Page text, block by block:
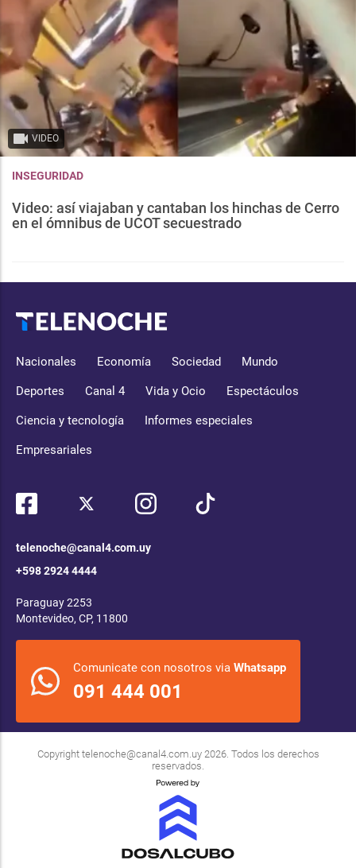
VIDEO
INSEGURIDAD
Video: así viajaban y cantaban los hinchas de Cerro
en el ómnibus de UCOT secuestrado
Nacionales Economía Sociedad Mundo
Deportes Canal 4 Vida y Ocio Espectáculos
Ciencia y tecnología Informes especiales
Empresariales
telenoche@canal4.com.uy
+598 2924 4444
Paraguay 2253
Montevideo, CP, 11800
Comunicate con nosotros via Whatsapp
091 444 001
Copyright telenoche@canal4.com.uy2026. Todos los derechos
reservados.